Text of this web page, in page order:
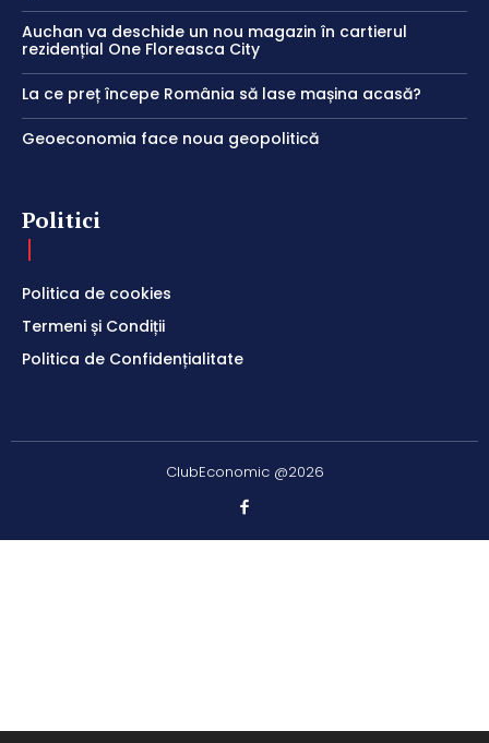
Auchan va deschide un nou magazin în cartierul
rezidențial One Floreasca City
La ce preț începe România să lase mașina acasă?
Geoeconomia face noua geopolitică
Politici
Politica de cookies
Termeni și Condiții
Politica de Confidențialitate
ClubEconomic @2026